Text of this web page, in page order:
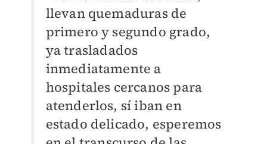
llevan quemaduras de
primero y segundo grado,
ya trasladados
inmediatamente a
hospitales cercanos para
atenderlos, sí iban en
estado delicado, esperemos